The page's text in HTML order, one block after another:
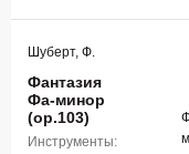
Шуберт, Ф.
Фантазия
Фа-минор
(op.103)
Инструменты: